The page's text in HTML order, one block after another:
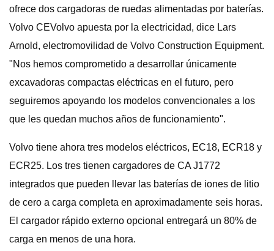
ofrece dos cargadoras de ruedas alimentadas por baterías.
Volvo CEVolvo apuesta por la electricidad, dice Lars
Arnold, electromovilidad de Volvo Construction Equipment.
"Nos hemos comprometido a desarrollar únicamente
excavadoras compactas eléctricas en el futuro, pero
seguiremos apoyando los modelos convencionales a los
que les quedan muchos años de funcionamiento".
Volvo tiene ahora tres modelos eléctricos, EC18, ECR18 y
ECR25. Los tres tienen cargadores de CA J1772
integrados que pueden llevar las baterías de iones de litio
de cero a carga completa en aproximadamente seis horas.
El cargador rápido externo opcional entregará un 80% de
carga en menos de una hora.